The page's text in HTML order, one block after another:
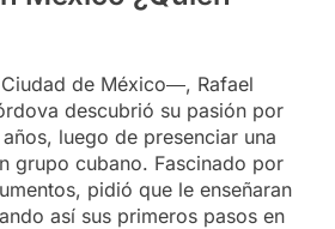
de México―, Rafael
descubrió su pasión por
luego de presenciar una
grupo cubano. Fascinado por
pidió que le enseñaran
así sus primeros pasos en